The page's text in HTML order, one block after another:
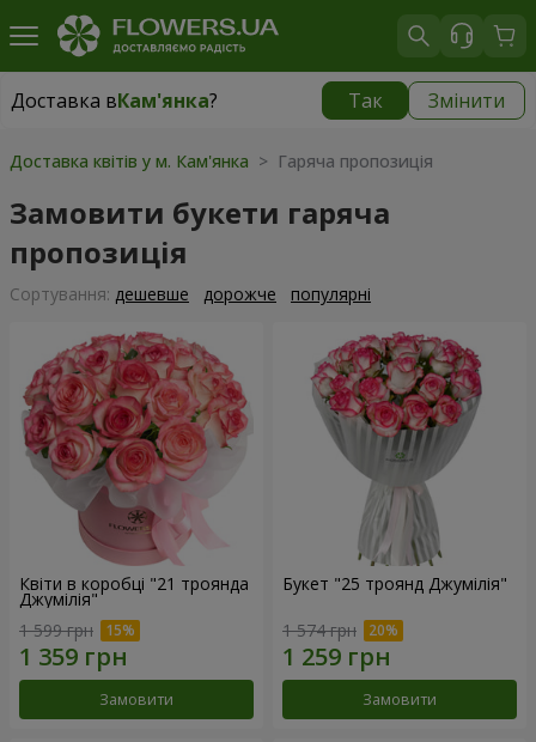
Доставка вКам'янка? Так Змінити
Доставка вКам'янка|
Доставка квітів у м. Кам'янка > Гаряча пропозиція
Замовити букети гаряча
пропозиція
Сортування: дешевше дорожче популярні
Квіти в коробці "21 троянда
Джумілія"
1 599 грн
Замовити
Букет "25 троянд Джумілія"
1 574 грн
Замовити